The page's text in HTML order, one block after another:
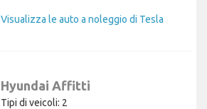
Visualizza le auto a noleggio di Tesla
Hyundai Affitti
Tipi di veicoli: 2